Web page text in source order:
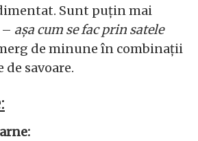
Sunt puțin mai
așa cum se fac prin satele
de minune în combinații
savoare.